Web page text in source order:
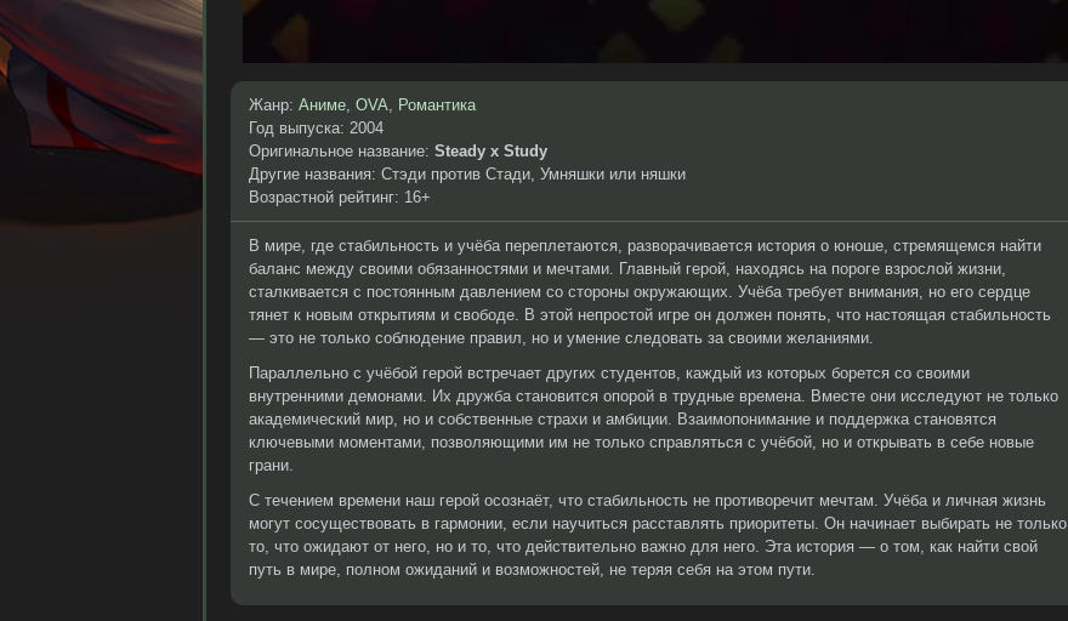
Жанр: Аниме, OVA, Романтика
Год выпуска: 2004
Оригинальное название: Steady x Study
Другие названия: Стэди против Стади, Умняшки или няшки
Возрастной рейтинг: 16+
В мире, где стабильность и учёба переплетаются, разворачивается история о юноше, стремящемся найти
баланс между своими обязанностями и мечтами. Главный герой, находясь на пороге взрослой жизни,
сталкивается с постоянным давлением со стороны окружающих. Учёба требует внимания, но его сердце
тянет к новым открытиям и свободе. В этой непростой игре он должен понять, что настоящая стабильность
— это не только соблюдение правил, но и умение следовать за своими желаниями.
Параллельно с учёбой герой встречает других студентов, каждый из которых борется со своими
внутренними демонами. Их дружба становится опорой в трудные времена. Вместе они исследуют не только
академический мир, но и собственные страхи и амбиции. Взаимопонимание и поддержка становятся
ключевыми моментами, позволяющими им не только справляться с учёбой, но и открывать в себе новые
грани.
С течением времени наш герой осознаёт, что стабильность не противоречит мечтам. Учёба и личная жизнь
могут сосуществовать в гармонии, если научиться расставлять приоритеты. Он начинает выбирать не только
то, что ожидают от него, но и то, что действительно важно для него. Эта история — о том, как найти свой
путь в мире, полном ожиданий и возможностей, не теряя себя на этом пути.